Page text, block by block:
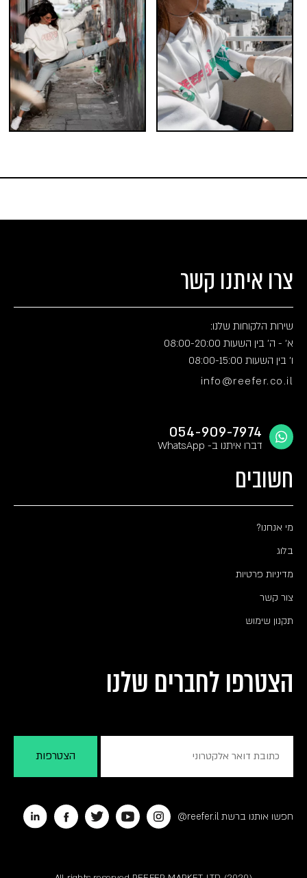
הוסף לעגלה הוסף לעגלה
צרו איתנו קשר
שירות הלקוחות שלנו:
א' - ה' בין השעות 08:00-20:00
ו' בין השעות 08:00-15:00
info@reefer.co.il
054-909-7974
דברו איתנו ב- WhatsApp
חשובים
מי אנחנו?
בלוג
מדיניות פרטיות
צור קשר
תקנון שימוש
הצטרפו לחברים שלנו
חפשו אותנו ברשת reefer.il@